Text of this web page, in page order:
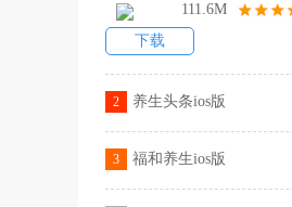
111.6M
下载
2 养生头条ios版
3 福和养生ios版